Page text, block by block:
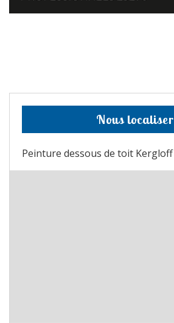
Nous localiser
Peinture dessous de toit Kergloff